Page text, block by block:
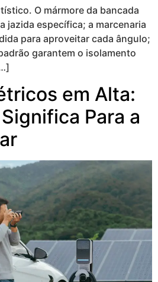
O mármore da bancada
jazida específica; a marcenaria
para aproveitar cada ângulo;
garantem o isolamento
em Alta:
Para a